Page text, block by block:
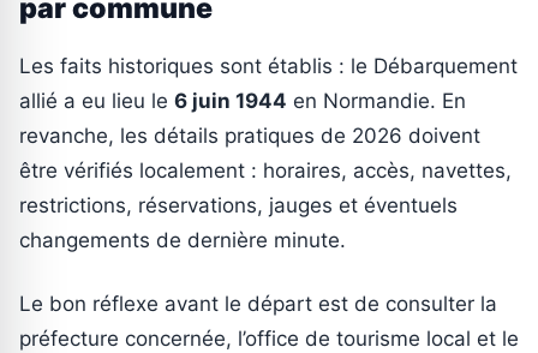
par commune
Les faits historiques sont établis : le Débarquement
allié a eu lieu le 6 juin 1944 en Normandie. En
revanche, les détails pratiques de 2026 doivent
être vérifiés localement : horaires, accès, navettes,
restrictions, réservations, jauges et éventuels
changements de dernière minute.
Le bon réflexe avant le départ est de consulter la
préfecture concernée, l’office de tourisme local et le